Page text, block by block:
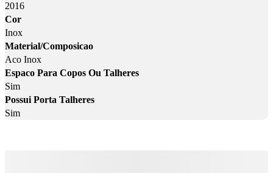
2016
Cor
Inox
Material/Composicao
Aco Inox
Espaco Para Copos Ou Talheres
Sim
Possui Porta Talheres
Sim